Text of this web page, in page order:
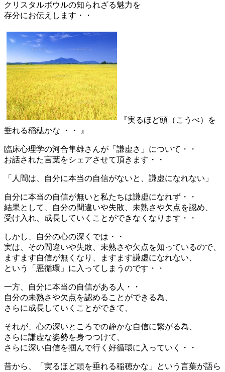
クリスタルボウルの知られざる魅力を
存分にお伝えします・・
『実るほど頭（こうべ）を
垂れる稲穂かな ・・ 』
臨床心理学の河合隼雄さんが「謙虚さ」について・・
お話された言葉をシェアさせて頂きます・・
「人間は、自分に本当の自信がないと、謙虚になれない」
自分に本当の自信が無いと私たちは謙虚になれず・・
結果として、自分の間違いや失敗、未熟さや欠点を認め、
受け入れ、成長していくことができなくなります・・
しかし、自分の心の深くでは・・
実は、その間違いや失敗、未熟さや欠点を知っているので、
ますます自信が無くなり、ますます謙虚になれない、
という「悪循環」に入ってしまうのです・・
一方、自分に本当の自信がある人・・
自分の未熟さや欠点を認めることができる為、
さらに成長していくことができて、
それが、心の深いところでの静かな自信に繋がる為、
さらに謙虚な姿勢を身つつけて、
さらに深い自信を掴んで行く好循環に入っていく・・
昔から、「実るほど頭を垂れる稲穂かな」という言葉が語ら